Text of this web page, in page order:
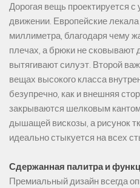
Дорогая вещь проектируется с
движении. Европейские
миллиметра, благодаря чему
плечах, а брюки не сковывают
вытягивают силуэт. Второй
вещах высокого класса
безупречно, как и внешняя
закрываются шелковым
дышащей вискозы, а рисунок
идеально стыкуется на всех
Сдержанная палитра и
Премиальный дизайн всегда